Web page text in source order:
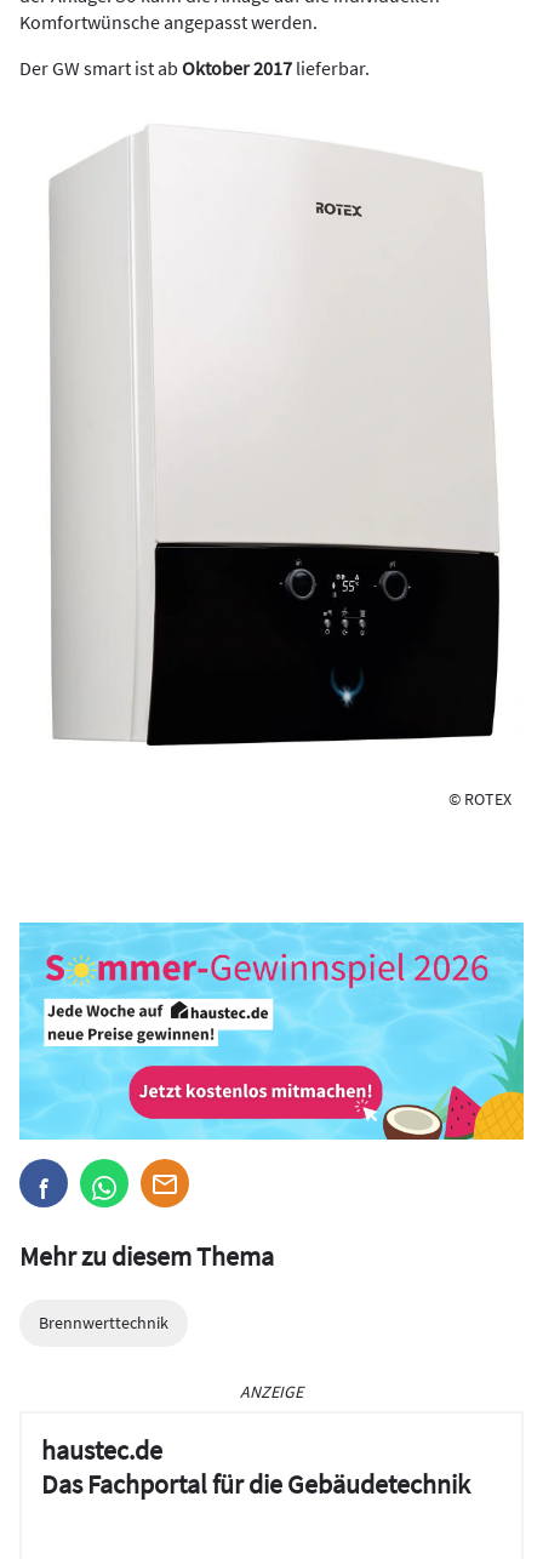
Komfortwünsche angepasst werden.
Der GW smart ist ab Oktober 2017 lieferbar.
© ROTEX
Mehr zu diesem Thema
Brennwerttechnik
ANZEIGE
haustec.de
Das Fachportal für die Gebäudetechnik